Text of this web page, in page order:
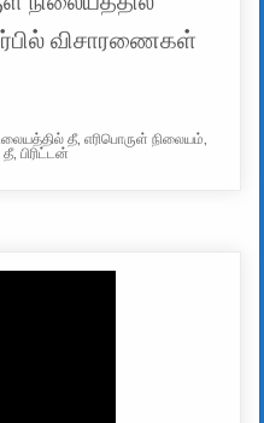
விசாரணைகள்
தீ, எரிபொருள் நிலையம்
தீ, பிரிட்டன்